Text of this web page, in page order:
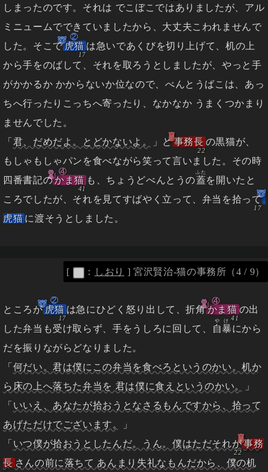
しまったのです。それは でこぼこではありましたが、アル
ミニュームでできていましたから、大丈夫こわれませんで
した。そこで虎猫
②
は急いであくびを切り上げて、机の上
から手をのばして、それを取ろうとしましたが、やっと手
がかかるか かからないか位なので、べんとうばこは、あっ
ちへ行ったりこっちへ寄ったり、なかなか うまくつかまり
ませんでした。
「 君、だめだよ。とどかないよ。 」と事務長 の黒猫が、
もしゃもしゃパンを食べながら笑って言いました。その時
四番書記のかま猫
④
も、ちょうどべんとうの蓋
ふた
を開いたと
ころでしたが、それを見てすばやく立って、弁当を拾って
虎猫 に渡そうとしました。
ところが虎猫
②
は急にひどく怒り出して、折角かま猫
④
の出
した弁当も受け取らず、手をうしろに回して、
自暴
やけ
にから
だを振りながらどなりました。
「 何だい。君は僕にこの弁当を食べろというのかい。机か
ら床の上へ落ちた弁当を 君は僕に食えというのかい。
」
「 いいえ、あなたが拾おうとなさるもんですから、拾って
あげただけでございます。
」
「 いつ僕が拾おうとしたんだ。うん。僕はただそれが事務
長 さんの前に落ちて あんまり失礼なもんだから、僕の机
[ ： しおり ] 宮沢賢治-猫の事務所（4 / 9）